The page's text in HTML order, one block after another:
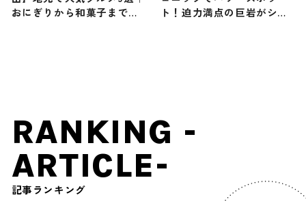
おにぎりから和菓子までご
ト！迫力満点の巨岩がシン
RANKING -
ARTICLE-
記事ランキング